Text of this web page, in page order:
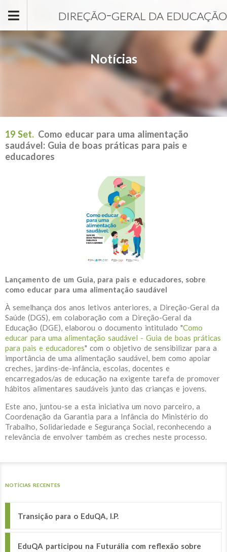
Notícias
19 Set. Como educar para uma alimentação
saudável: Guia de boas práticas para pais e
educadores
Lançamento de um Guia, para pais e educadores, sobre
como educar para uma alimentação saudável
À semelhança dos anos letivos anteriores, a Direção-Geral da
Saúde (DGS), em colaboração com a Direção-Geral da
Educação (DGE), elaborou o documento intitulado "Como
educar para uma alimentação saudável - Guia de boas práticas
para pais e educadores" com o objetivo de sensibilizar para a
importância de uma alimentação saudável, bem como apoiar
creches, jardins-de-infância, escolas, docentes e
encarregados/as de educação na exigente tarefa de promover
hábitos alimentares saudáveis junto das crianças e jovens.
Este ano, juntou-se a esta iniciativa um novo parceiro, a
Coordenação da Garantia para a Infância do Ministério do
Trabalho, Solidariedade e Segurança Social, reconhecendo a
relevância de envolver também as creches neste processo.
NOTÍCIAS RECENTES
Transição para o EduQA, I.P.
EduQA participou na Futurália com reflexão sobre